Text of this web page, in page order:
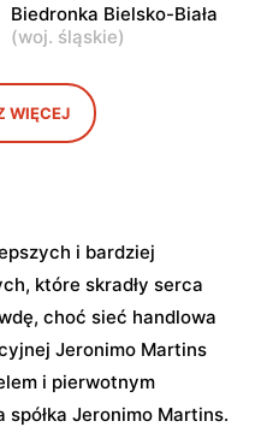
Warszawa, ul. Targowa 24
Biedronka
Biedronka Bielsko-Biała
(woj. śląskie)
WIĘCEJ
i bardziej
które skradły serca
choć sieć handlowa
Jeronimo Martins
i pierwotnym
Jeronimo Martins.